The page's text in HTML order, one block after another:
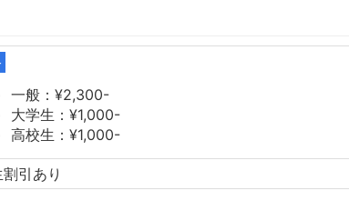
一般：¥2,300-
大学生：¥1,000-
高校生：¥1,000-
割引あり